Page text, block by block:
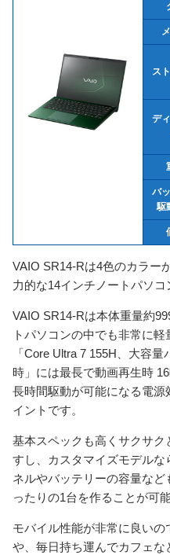
ス
デ
バ
駆
VAIO SR14-Rは4色のカラー
力的な14インチノートパソコ
VAIO SR14-Rは本体重量約
トパソコンの中でも非常に
「Core Ultra 7 155H、大容
時」には最長で動画再生時
長時間駆動が可能になる電
イントです。
基本スペックも高くサクサ
すし、カスタマイズモデル
ネルやバッテリーの容量な
ったりの1台を作ることが可
モバイル性能が非常に良い
や、毎日持ち運んでカフェ